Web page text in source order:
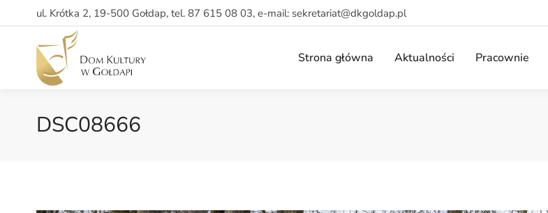
ul. Krótka 2, 19-500 Gołdap, tel. 87 615 08 03, e-mail: sekretariat@dkgoldap.pl
Strona główna Aktualności Pracownie
DSC08666